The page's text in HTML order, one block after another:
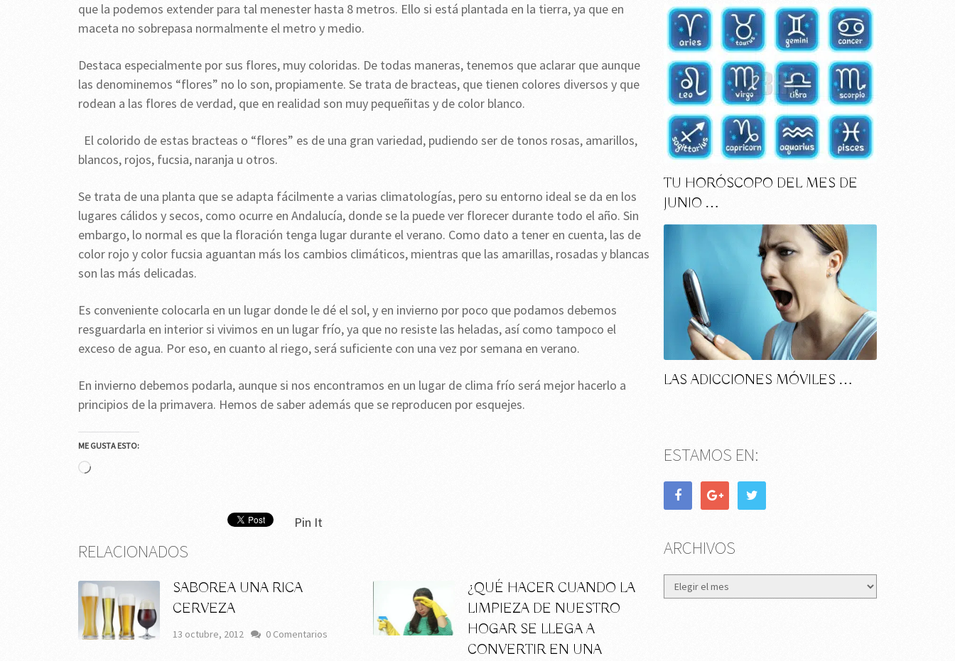
que la podemos extender para tal menester hasta 8 metros. Ello si está plantada en la tierra, ya que en
maceta no sobrepasa normalmente el metro y medio.
Destaca especialmente por sus flores, muy coloridas. De todas maneras, tenemos que aclarar que aunque
las denominemos “flores” no lo son, propiamente. Se trata de bracteas, que tienen colores diversos y que
rodean a las flores de verdad, que en realidad son muy pequeñitas y de color blanco.
El colorido de estas bracteas o “flores” es de una gran variedad, pudiendo ser de tonos rosas, amarillos,
blancos, rojos, fucsia, naranja u otros.
Se trata de una planta que se adapta fácilmente a varias climatologías, pero su entorno ideal se da en los
lugares cálidos y secos, como ocurre en Andalucía, donde se la puede ver florecer durante todo el año. Sin
embargo, lo normal es que la floración tenga lugar durante el verano. Como dato a tener en cuenta, las de
color rojo y color fucsia aguantan más los cambios climáticos, mientras que las amarillas, rosadas y blancas
son las más delicadas.
Es conveniente colocarla en un lugar donde le dé el sol, y en invierno por poco que podamos debemos
resguardarla en interior si vivimos en un lugar frío, ya que no resiste las heladas, así como tampoco el
exceso de agua. Por eso, en cuanto al riego, será suficiente con una vez por semana en verano.
En invierno debemos podarla, aunque si nos encontramos en un lugar de clima frío será mejor hacerlo a
principios de la primavera. Hemos de saber además que se reproducen por esquejes.
ME GUSTA ESTO:
Cargando...
Pin It
RELACIONADOS
SABOREA UNA RICA
CERVEZA
13 octubre, 2012 0 Comentarios
¿QUÉ HACER CUANDO LA
LIMPIEZA DE NUESTRO
HOGAR SE LLEGA A
CONVERTIR EN UNA
TU HORÓSCOPO DEL MES DE
JUNIO …
LAS ADICCIONES MÓVILES …
ESTAMOS EN:
ARCHIVOS
Archivos